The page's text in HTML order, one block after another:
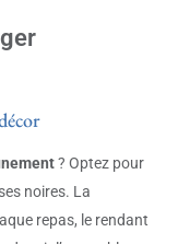
? Optez pour
noires. La
repas, le rendant